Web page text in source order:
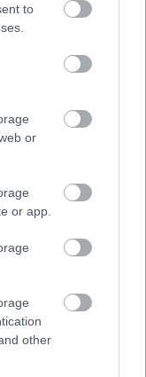
to
or
or app.
other
SZERINT
A Pécsi
Karán 2024
a kar borait, fehéret
avattak: a Pécsi